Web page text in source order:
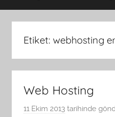
Etiket: webhosting
Web Hosting
11 Ekim 2013 tarihinde